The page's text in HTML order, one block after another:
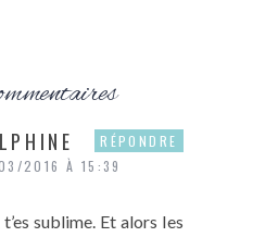
2016 À 15:39
sublime. Et alors les
RÉPONDRE